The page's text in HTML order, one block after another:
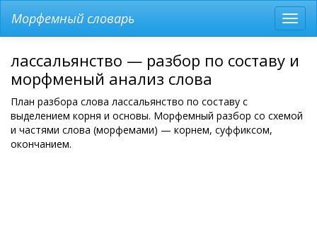
меню
Морфемный словарь
лассальянство — разбор по составу и
морфменый анализ слова
План разбора слова лассальянство по составу с
выделением корня и основы. Морфемный разбор со схемой
и частями слова (морфемами) — корнем, суффиксом,
окончанием.